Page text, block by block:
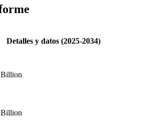
Detalles y datos (2025-2034)